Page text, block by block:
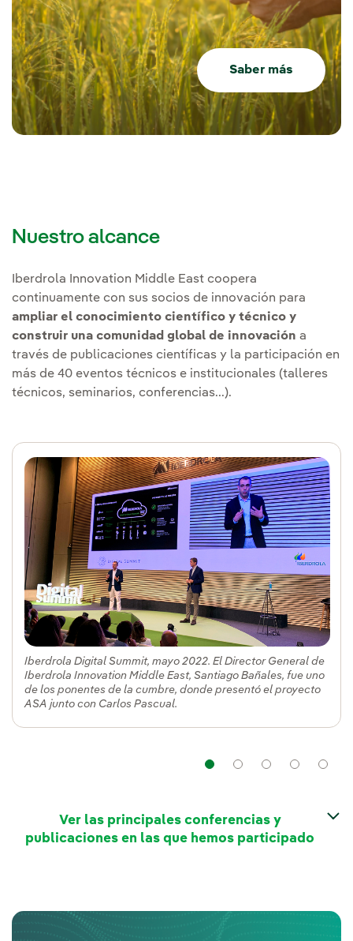
Saber más
Nuestro alcance
Iberdrola Innovation Middle East coopera
continuamente con sus socios de innovación para
ampliar el conocimiento científico y técnico y
construir una comunidad global de innovación a
través de publicaciones científicas y la participación en
más de 40 eventos técnicos e institucionales (talleres
técnicos, seminarios, conferencias...).
Iberdrola Digital Summit, mayo 2022. El Director General de
Iberdrola Innovation Middle East, Santiago Bañales, fue uno
de los ponentes de la cumbre, donde presentó el proyecto
ASA junto con Carlos Pascual.
Navegación
Navegación
Ver las principales conferencias y
publicaciones en las que hemos participado